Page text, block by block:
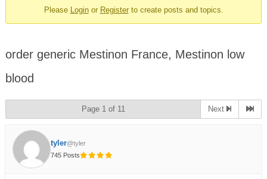
Please Loginor Registerto create posts and topics.
order generic Mestinon France, Mestinon low
blood
Page 1 of 11 Next
tyler@tyler
745 Posts